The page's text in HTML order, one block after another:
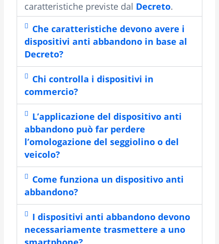
caratteristiche previste dal Decreto.
Che caratteristiche devono avere i
dispositivi anti abbandono in base al
Decreto?
Chi controlla i dispositivi in
commercio?
L’applicazione del dispositivo anti
abbandono può far perdere
l’omologazione del seggiolino o del
veicolo?
Come funziona un dispositivo anti
abbandono?
I dispositivi anti abbandono devono
necessariamente trasmettere a uno